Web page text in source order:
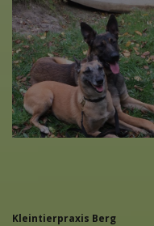
Kleintierpraxis Berg